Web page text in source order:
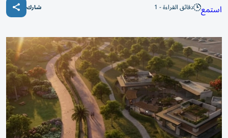
استمع دقائق القراءة - 1 شارك